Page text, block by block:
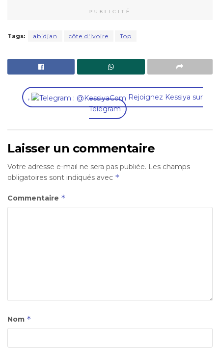
PUBLICITÉ
Tags: abidjan côte d'ivoire Top
,
Rejoignez Kessiya sur
Télégram
Laisser un commentaire
Votre adresse e-mail ne sera pas publiée. Les champs
obligatoires sont indiqués avec *
Commentaire *
Nom *